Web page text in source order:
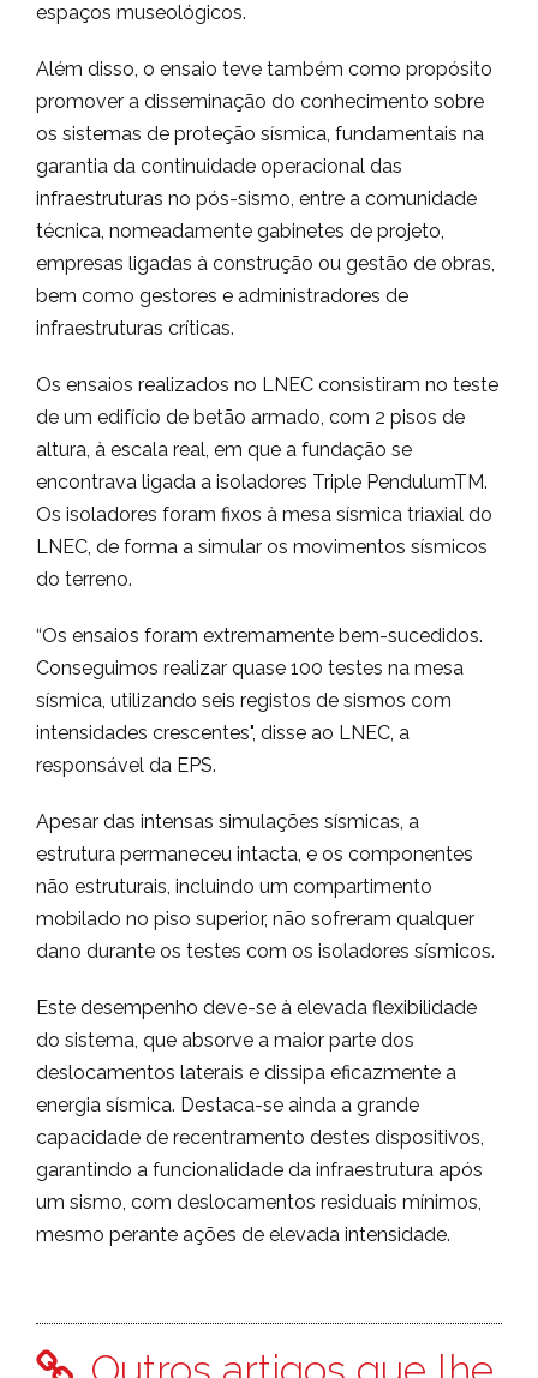
espaços museológicos.
Além disso, o ensaio teve também como propósito
promover a disseminação do conhecimento sobre
os sistemas de proteção sísmica, fundamentais na
garantia da continuidade operacional das
infraestruturas no pós-sismo, entre a comunidade
técnica, nomeadamente gabinetes de projeto,
empresas ligadas à construção ou gestão de obras,
bem como gestores e administradores de
infraestruturas críticas.
Os ensaios realizados no LNEC consistiram no teste
de um edifício de betão armado, com 2 pisos de
altura, à escala real, em que a fundação se
encontrava ligada a isoladores Triple PendulumTM.
Os isoladores foram fixos à mesa sísmica triaxial do
LNEC, de forma a simular os movimentos sísmicos
do terreno.
“Os ensaios foram extremamente bem-sucedidos.
Conseguimos realizar quase 100 testes na mesa
sísmica, utilizando seis registos de sismos com
intensidades crescentes", disse ao LNEC, a
responsável da EPS.
Apesar das intensas simulações sísmicas, a
estrutura permaneceu intacta, e os componentes
não estruturais, incluindo um compartimento
mobilado no piso superior, não sofreram qualquer
dano durante os testes com os isoladores sísmicos.
Este desempenho deve-se à elevada flexibilidade
do sistema, que absorve a maior parte dos
deslocamentos laterais e dissipa eficazmente a
energia sísmica. Destaca-se ainda a grande
capacidade de recentramento destes dispositivos,
garantindo a funcionalidade da infraestrutura após
um sismo, com deslocamentos residuais mínimos,
mesmo perante ações de elevada intensidade.